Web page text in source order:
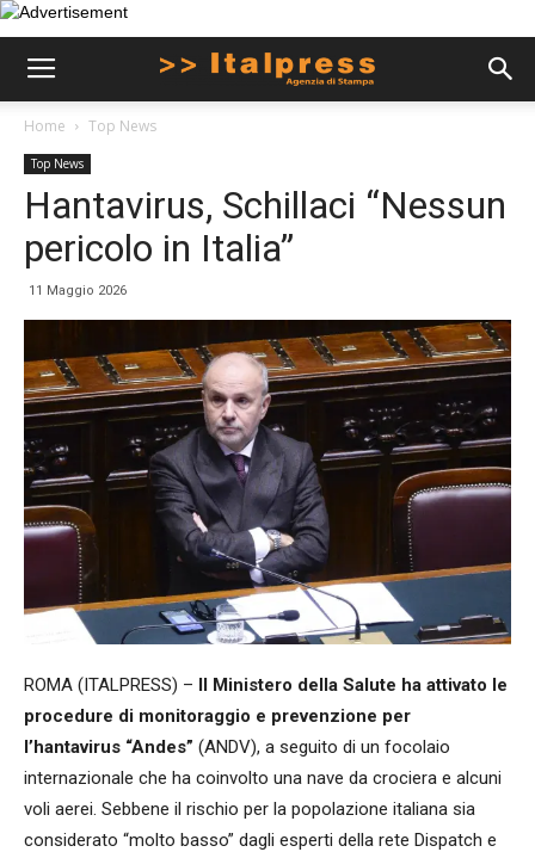
Home Top News
Top News
Hantavirus, Schillaci “Nessun
pericolo in Italia”
11 Maggio 2026
ROMA (ITALPRESS) – Il Ministero della Salute ha attivato le
procedure di monitoraggio e prevenzione per
l’hantavirus “Andes” (ANDV), a seguito di un focolaio
internazionale che ha coinvolto una nave da crociera e alcuni
voli aerei. Sebbene il rischio per la popolazione italiana sia
considerato “molto basso” dagli esperti della rete Dispatch e